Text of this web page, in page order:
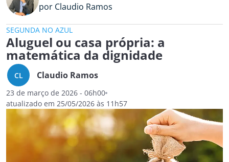
por Claudio Ramos
SEGUNDA NO AZUL
Aluguel ou casa própria: a
matemática da dignidade
CL Claudio Ramos
23 de março de 2026 - 06h00
atualizado em 25/05/2026 às 11h57